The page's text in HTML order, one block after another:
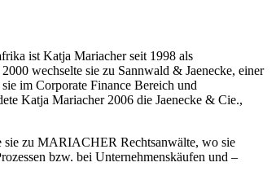
ist Katja Mariacher seit 1998 als
wechselte sie zu Sannwald & Jaenecke, einer
im Corporate Finance Bereich und
Katja Mariacher 2006 die Jaenecke & Cie.,
sie zu MARIACHER Rechtsanwälte, wo sie
bzw. bei Unternehmenskäufen und –